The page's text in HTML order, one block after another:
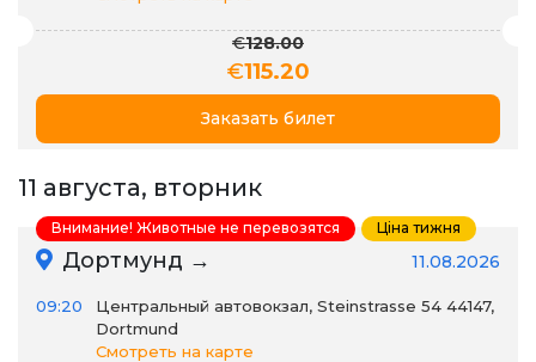
€128.00
€115.20
Заказать билет
11 августа, вторник
Дортмунд → 11.08.2026
09:20
Центральный автовокзал, Steinstrasse 54 44147,
Dortmund
Смотреть на карте
Внимание! Животные не перевозятся Ціна тижня